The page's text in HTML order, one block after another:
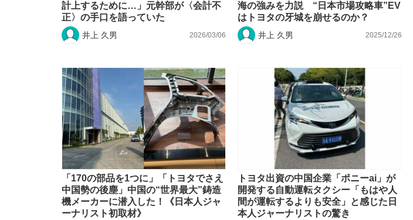
計上するために…」元幹部が〈会計不
正〉の手口を語っていた
井上 久男 2026/03/06
海の強みを力説 “日本市場攻略車”EV
はトヨタの牙城を崩せるのか？
井上 久男 2025/12/26
「170の部品を1つに」「トヨタでさえ
中国勢の後塵」中国の“世界最大”鋳造
機メーカーに潜入した！《日本人ジャ
ーナリスト初取材》
トヨタ出資の中国企業「ポニーai」が
開発する自動運転タクシー「もはや人
間が運転するよりも安全」と感じた日
本人ジャーナリストの驚き